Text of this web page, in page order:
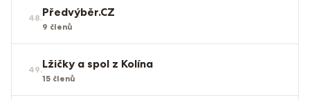
48.Předvýběr.CZ
9 členů
49.Lžičky a spol z Kolína
15 členů